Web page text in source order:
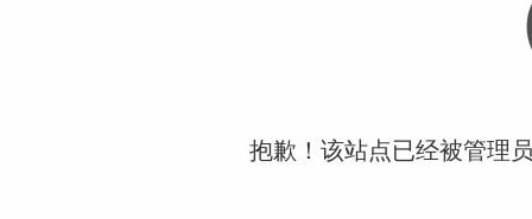
抱歉！该站点已经被管理